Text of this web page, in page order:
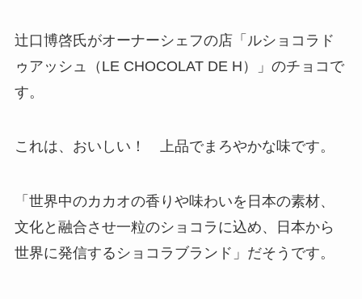
辻口博啓氏がオーナーシェフの店「ルショコラド
ゥアッシュ（LE CHOCOLAT DE H）」のチョコで
す。
これは、おいしい！ 上品でまろやかな味です。
「世界中のカカオの香りや味わいを日本の素材、
文化と融合させ一粒のショコラに込め、日本から
世界に発信するショコラブランド」だそうです。